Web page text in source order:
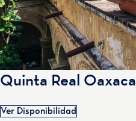
Quinta Real Oaxaca
Ver Disponibilidad